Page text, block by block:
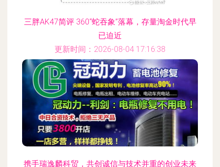
三胖AK47简评 360“蛇吞象”落幕，存量淘金时代早
已迫近
更新时间：2026-08-04 17:16:38
携手瑞逸麟科贸，共创诚信与技术并重的创业未来